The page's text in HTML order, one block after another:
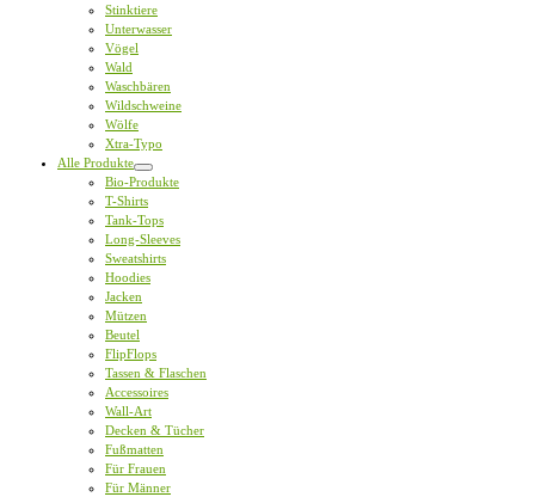
Stinktiere
Unterwasser
Vögel
Wald
Waschbären
Wildschweine
Wölfe
Xtra-Typo
Alle Produkte
Bio-Produkte
T-Shirts
Tank-Tops
Long-Sleeves
Sweatshirts
Hoodies
Jacken
Mützen
Beutel
FlipFlops
Tassen & Flaschen
Accessoires
Wall-Art
Decken & Tücher
Fußmatten
Für Frauen
Für Männer